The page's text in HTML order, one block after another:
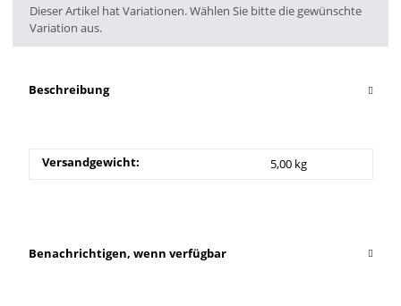
x
Dieser Artikel hat Variationen. Wählen Sie bitte die gewünschte
Variation aus.
Beschreibung
Versandgewicht: 5,00 kg
Benachrichtigen, wenn verfügbar